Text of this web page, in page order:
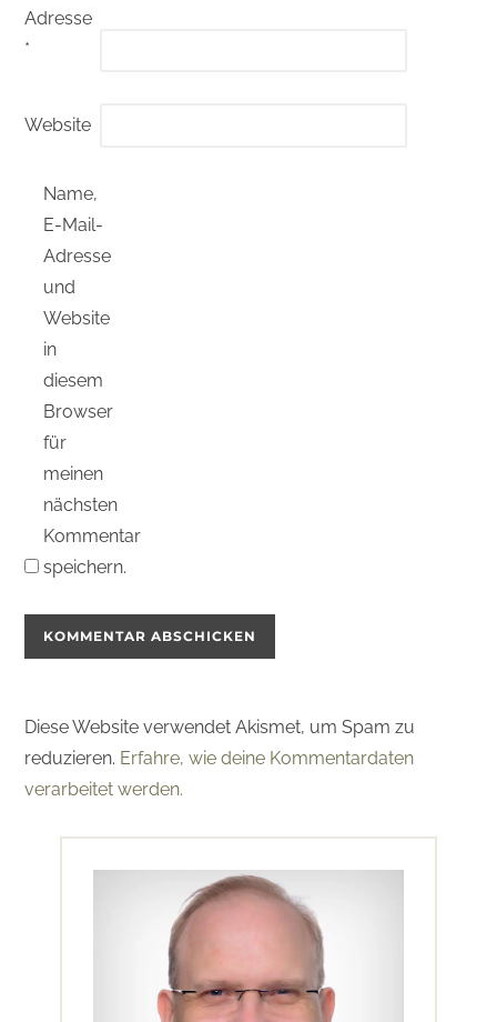
Adresse
*
Website
Name,
E-Mail-
Adresse
und
Website
in
diesem
Browser
für
meinen
nächsten
Kommentar
speichern.
Diese Website verwendet Akismet, um Spam zu
reduzieren. Erfahre, wie deine Kommentardaten
verarbeitet werden.